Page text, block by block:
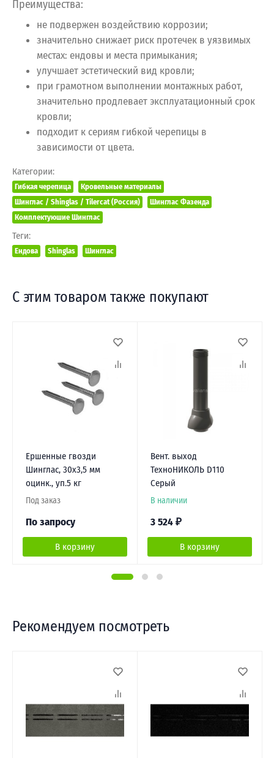
Преимущества:
не подвержен воздействию коррозии;
значительно снижает риск протечек в уязвимых
местах: ендовы и места примыкания;
улучшает эстетический вид кровли;
при грамотном выполнении монтажных работ,
значительно продлевает эксплуатационный срок
кровли;
подходит к сериям гибкой черепицы в
зависимости от цвета.
Категории:
Гибкая черепица
Кровельные материалы
Шинглас / Shinglas / Tilercat (Россия)
Шинглас Фазенда
Комплектуюшие Шинглас
Теги:
Ендова Shinglas Шинглас
С этим товаром также покупают
Ершенные гвозди
Шинглас, 30х3,5 мм
оцинк., уп.5 кг
Под заказ
По запросу
В корзину
Вент. выход
ТехноНИКОЛЬ D110
Серый
В наличии
3 524 ₽
В корзину
Рекомендуем посмотреть